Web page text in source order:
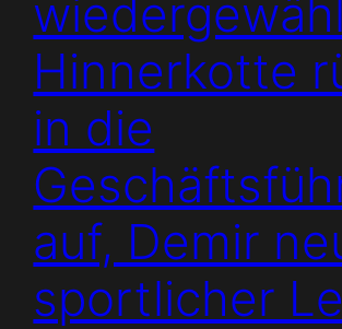
Hinnerkotte
in die
auf, Demir
sportlicher